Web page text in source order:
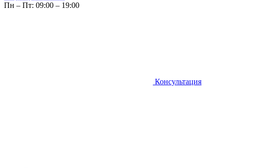
Пн – Пт: 09:00 – 19:00
Консультация